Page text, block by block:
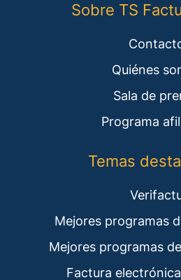
Sobre TS
Quiénes
Sala de
Programa
Temas
Mejores programas
Mejores programas
Factura